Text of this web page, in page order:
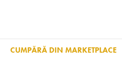
CUMPĂRĂ DIN MARKETPLACE